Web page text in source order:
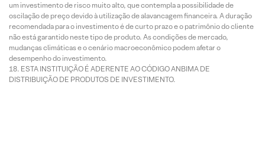
um investimento de risco muito alto, que contempla a possibilidade de
oscilação de preço devido à utilização de alavancagem financeira. A duração
recomendada para o investimento é de curto prazo e o patrimônio do cliente
não está garantido neste tipo de produto. As condições de mercado,
mudanças climáticas e o cenário macroeconômico podem afetar o
desempenho do investimento.
ESTA INSTITUIÇÃO É ADERENTE AO CÓDIGO ANBIMA DE
DISTRIBUIÇÃO DE PRODUTOS DE INVESTIMENTO.